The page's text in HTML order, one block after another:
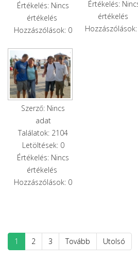
Értékelés: Nincs
értékelés
Hozzászólások: 0
Értékelés:
értékelés
Szerző: Nincs
adat
Találatok: 2104
Letöltések: 0
Értékelés: Nincs
értékelés
Hozzászólások: 0
1 2 3 Tovább Utolsó